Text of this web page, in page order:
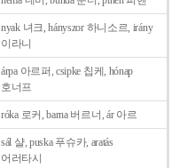
nyak 녀크, hányszor 하니소르, irány
이라니
árpa 아르퍼, csipke 칩케, hónap
호너프
róka 로커, barna 버르너, ár 아르
sál 샬, puska 푸슈카, aratás
어러타시